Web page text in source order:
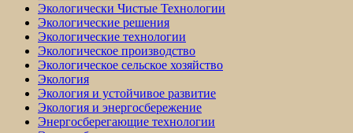
Экологически Чистые Технологии
Экологические решения
Экологические технологии
Экологическое производство
Экологическое сельское хозяйство
Экология
Экология и устойчивое развитие
Экология и энергосбережение
Энергосберегающие технологии